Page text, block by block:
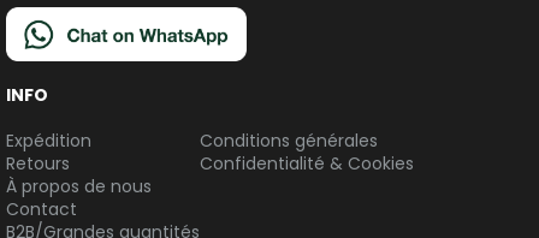
INFO
Expédition
Retours
À propos de nous
Contact
B2B/Grandes quantités
Conditions générales
Confidentialité & Cookies